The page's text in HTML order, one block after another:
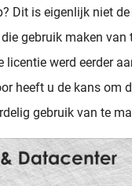
Dit is eigenlijk niet
gebruik maken
werd eerder
heeft u de kans om
gebruik van te